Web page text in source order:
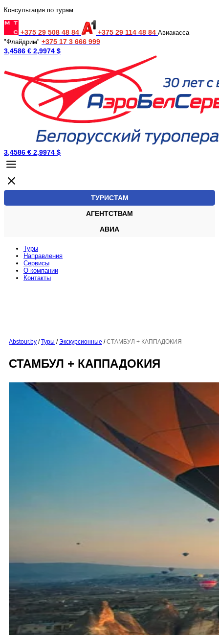
Консультация по турам
+375 29 508 48 84 +375 29 114 48 84 Авиакасса
"Флайдрим" +375 17 3 666 999
3,4586 € 2,9974 $
3,4586 € 2,9974 $
ТУРИСТАМ
АГЕНТСТВАМ
АВИА
Туры
Направления
Сервисы
O компании
Контакты
Abstour.by / Туры / Экскурсионные / СТАМБУЛ + КАППАДОКИЯ
СТАМБУЛ + КАППАДОКИЯ